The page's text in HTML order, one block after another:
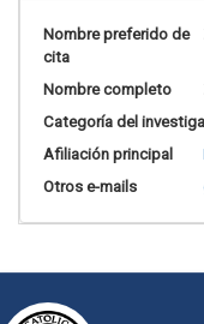
Nombre preferido de
cita
Nombre completo
Categoría del
Afiliación principal
Otros e-mails